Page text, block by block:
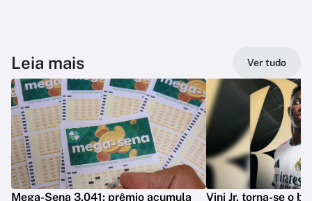
Leia mais Ver tudo
Mega-Sena 3.041: prêmio acumula
Vini Jr. torna-se o